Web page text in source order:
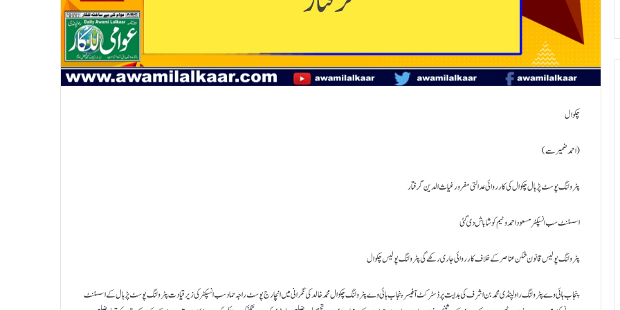
چکوال
(احمد ضمیر سے)
پٹرولنگ پوسٹ پڑہال چکوال کی کارروائی عدالتی مفرور غیاث الدین گرفتار
اسسٹنٹ سب انسپکٹر مسعود احمد و ٹیم کو شاباش دی گئی
پٹرولنگ پولیس قانون شکن عناصر کے خلاف کارروائی جاری رکھے گی پٹرولنگ پولیس چکوال
پنجاب ہائی وے پٹرولنگ راولپنڈی محمد بن اشرف کی ہدایت پر ڈسٹرکٹ آفیسر پنجاب ہائی وے پٹرولنگ چکوال محمد خالد کی نگرانی میں انچارج پوسٹ راجہ حماد سب انسپکٹر کی زیر قیادت پٹرولنگ پوسٹ پڑہال کے اسسٹنٹ